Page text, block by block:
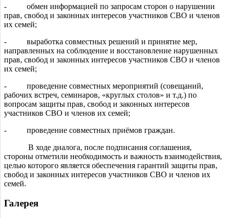
- обмен информацией по запросам сторон о нарушении
прав, свобод и законных интересов участников СВО и членов
их семей;
- выработка совместных решений и принятие мер,
направленных на соблюдение и восстановление нарушенных
прав, свобод и законных интересов участников СВО и членов
их семей;
- проведение совместных мероприятий (совещаний,
рабочих встреч, семинаров, «круглых столов» и т.д.) по
вопросам защиты прав, свобод и законных интересов
участников СВО и членов их семей;
- проведение совместных приёмов граждан.
В ходе диалога, после подписания соглашения,
стороны отметили необходимость и важность взаимодействия,
целью которого является обеспечения гарантий защиты прав,
свобод и законных интересов участников СВО и членов их
семей.
Галерея